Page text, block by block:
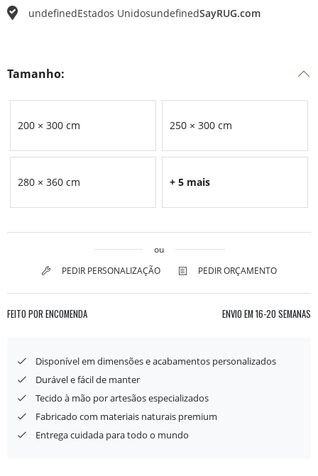
undefinedEstados UnidosundefinedSayRUG.com
Tamanho:
200 × 300 cm 250 × 300 cm
280 × 360 cm + 5 mais
ou
PEDIR PERSONALIZAÇÃO
PEDIR ORÇAMENTO
FEITO POR ENCOMENDA ENVIO EM 16-20 SEMANAS
Disponível em dimensões e acabamentos personalizados
Durável e fácil de manter
Tecido à mão por artesãos especializados
Fabricado com materiais naturais premium
Entrega cuidada para todo o mundo